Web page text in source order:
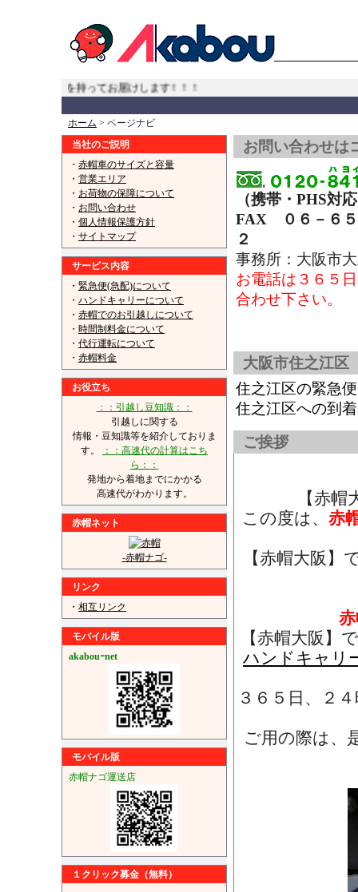
も責任を持ってお届けします！！！
ホーム > ページナビ
当社のご説明
・ 赤帽車のサイズと容量
・ 営業エリア
・ お荷物の保障について
・ お問い合わせ
・ 個人情報保護方針
・ サイトマップ
サービス内容
・ 緊急便(急配)について
・ ハンドキャリーについて
・ 赤帽でのお引越しについて
・ 時間制料金について
・ 代行運転について
・ 赤帽料金
お役立ち
：：引越し豆知識：：
引越しに関する
情報・豆知識等を紹介しておりま
す。
：：高速代の計算はこち
ら：：
発地から着地までにかかる
高速代がわかります。
赤帽ネット
-赤帽ナゴ-
リンク
・ 相互リンク
モバイル版
akabouｰnet
モバイル版
赤帽ナゴ運送店
１クリック募金（無料）
お問い合わせは
（携帯・PHS対
FAX ０６－６５
２
事務所：大阪市
お電話は３６５
合わせ下さい。
大阪市住之江区
住之江区の緊急
住之江区への到
ご挨拶
【赤
この度は、 赤
【赤帽大阪
【赤帽大阪】
ハンドキャリ
３６５日、２
ご用の際は、